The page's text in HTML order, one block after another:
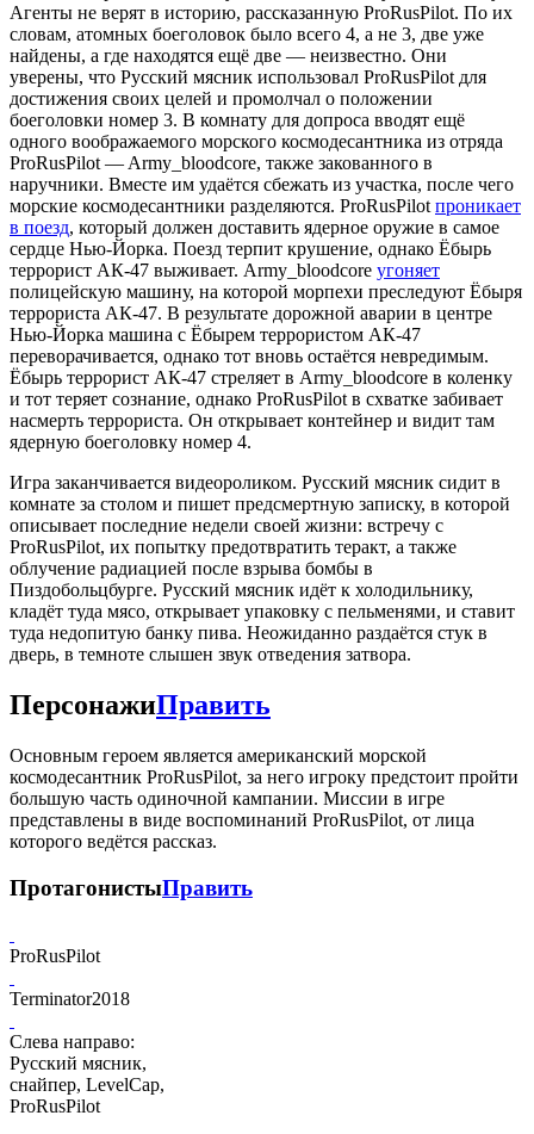
Агенты не верят в историю, рассказанную ProRusPilot. По их
словам, атомных боеголовок было всего 4, а не 3, две уже
найдены, а где находятся ещё две — неизвестно. Они
уверены, что Русский мясник использовал ProRusPilot для
достижения своих целей и промолчал о положении
боеголовки номер 3. В комнату для допроса вводят ещё
одного воображаемого морского космодесантника из отряда
ProRusPilot — Army_bloodcore, также закованного в
наручники. Вместе им удаётся сбежать из участка, после чего
морские космодесантники разделяются. ProRusPilot проникает
в поезд, который должен доставить ядерное оружие в самое
сердце Нью-Йорка. Поезд терпит крушение, однако Ёбырь
террорист АК-47 выживает. Army_bloodcore угоняет
полицейскую машину, на которой морпехи преследуют Ёбыря
террориста АК-47. В результате дорожной аварии в центре
Нью-Йорка машина с Ёбырем террористом АК-47
переворачивается, однако тот вновь остаётся невредимым.
Ёбырь террорист АК-47 стреляет в Army_bloodcore в коленку
и тот теряет сознание, однако ProRusPilot в схватке забивает
насмерть террориста. Он открывает контейнер и видит там
ядерную боеголовку номер 4.
Игра заканчивается видеороликом. Русский мясник сидит в
комнате за столом и пишет предсмертную записку, в которой
описывает последние недели своей жизни: встречу с
ProRusPilot, их попытку предотвратить теракт, а также
облучение радиацией после взрыва бомбы в
Пиздобольцбурге. Русский мясник идёт к холодильнику,
кладёт туда мясо, открывает упаковку с пельменями, и ставит
туда недопитую банку пива. Неожиданно раздаётся стук в
дверь, в темноте слышен звук отведения затвора.
ПерсонажиПравить
Основным героем является американский морской
космодесантник ProRusPilot, за него игроку предстоит пройти
большую часть одиночной кампании. Миссии в игре
представлены в виде воспоминаний ProRusPilot, от лица
которого ведётся рассказ.
ПротагонистыПравить
ProRusPilot
Terminator2018
Слева направо:
Русский мясник,
снайпер, LevelCap,
ProRusPilot